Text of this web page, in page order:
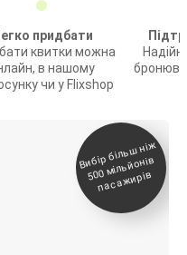
придбати
квитки можна
в нашому
чи у Flixshop
Вибір біль
ш ні
ж
500
мільйонів
паса
жирів